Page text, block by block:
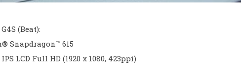
(Beat):
Snapdragon™ 615
LCD Full HD (1920 x 1080, 423ppi)